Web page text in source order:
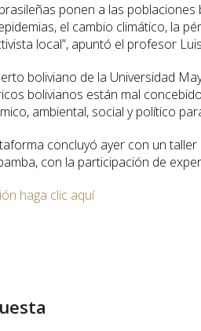
ponen a las
el cambio climático, la
local”, apuntó el profesor
boliviano de la Universidad
bolivianos están mal
ambiental, social y político
concluyó ayer con un
con la participación de
haga clic aquí